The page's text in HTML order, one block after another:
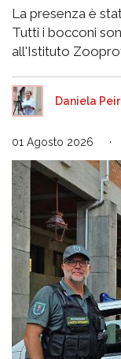
La presenza è
Tutti i bocconi
all'Istituto
Daniela
01 Agosto 2026